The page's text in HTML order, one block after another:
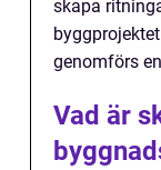
skapa
genomförs
Vad är